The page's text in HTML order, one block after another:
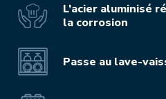
L’acier aluminisé
la corrosion
Passe au lave-